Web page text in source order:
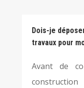
Dois-je
travaux pour
Avant de
construction